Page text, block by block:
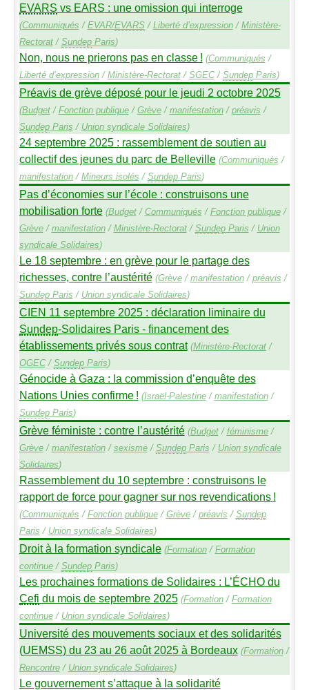
EVARS vs EARS : une omission qui interroge
(Communiqués / EVAR/EVARS/ Liberté d’expression/ Ministère-
Rectorat/ SundepParis)
Non, nous ne prierons pas en classe ! (Communiqués /
Liberté d’expression/ Ministère-Rectorat/ SGEC/ SundepParis)
Préavis de grève déposé pour le jeudi 2 octobre 2025
(Budget/ Fonction publique/ Grève/ manifestation/ préavis /
SundepParis / Union syndicale Solidaires)
24 septembre 2025 : rassemblement de soutien au
collectif des jeunes du parc de Belleville (Communiqués /
manifestation/ Mineurs isolés / SundepParis)
Pas d’économies sur l’école : construisons une
mobilisation forte (Budget/ Communiqués / Fonction publique/
Grève/ manifestation/ Ministère-Rectorat/ SundepParis / Union
syndicale Solidaires)
Le 18 septembre : en grève pour le partage des
richesses, contre l’austérité (Grève/ manifestation/ préavis /
SundepParis / Union syndicale Solidaires)
CIEN 11 septembre 2025 : déclaration liminaire du
Sundep-Solidaires Paris - financement des
établissements privés sous contrat (Ministère-Rectorat/
OGEC/ SundepParis)
Génocide à Gaza : la commission d’enquête des
Nations Unies confirme ! (Israël-Palestine/ manifestation/
SundepParis)
Grève féministe : contre l’austérité (Budget/ féminisme/
Grève/ manifestation/ sexisme/ SundepParis / Union syndicale
Solidaires)
Rassemblement du 10 septembre : construisons le
rapport de force pour gagner sur nos revendications !
(Communiqués / Fonction publique/ Grève/ préavis / Sundep
Paris / Union syndicale Solidaires)
Droit à la formation syndicale (Formation/ Formation
continue/ SundepParis)
Les prochaines formations de Solidaires : L’ÉCHOdu
Cefi du mois de septembre 2025 (Formation/ Formation
continue/ Union syndicale Solidaires)
Université des mouvements sociaux et des solidarités
(UEMSS) du 23 au 26 août 2025 à Bordeaux (Formation/
Rencontre/ Union syndicale Solidaires)
Le gouvernement s’attaque à la solidarité